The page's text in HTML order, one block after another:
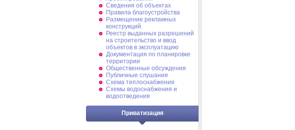
Сведения об объектах
Правила благоустройства
Размещение рекламных
конструкций
Реестр выданных разрешений
на строительство и ввод
объектов в эксплуатацию
Документация по планировке
территории
Общественные обсуждения
Публичные слушания
Схема теплоснабжения
Схемы водоснабжения и
водоотведения
Приватизация